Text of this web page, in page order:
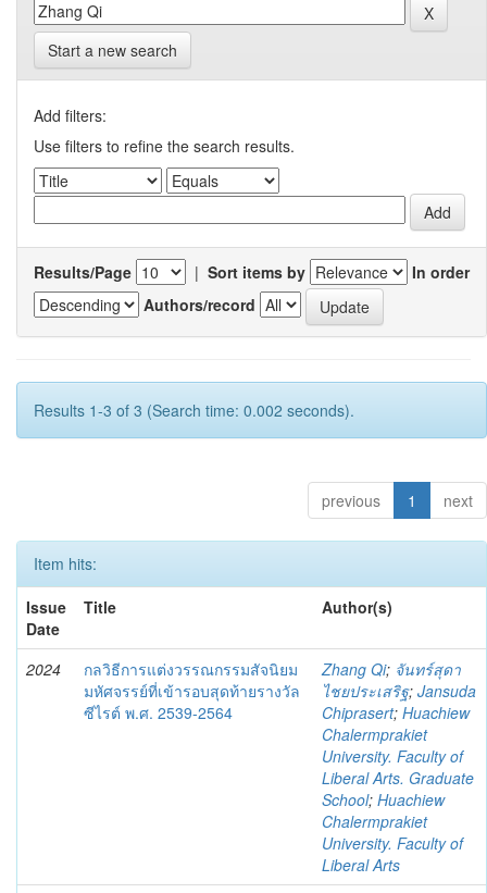
Start a new search
Add filters:
Use filters to refine the search results.
Results/Page | Sort items by
In order
Authors/record
Results 1-3 of 3 (Search time: 0.002 seconds).
previous 1 next
Item hits:
Issue
Date
Title Author(s)
2024
กลวิธีการแต่งวรรณกรรมสัจนิยม
มหัศจรรย์ที่เข้ารอบสุดท้ายรางวัล
ซีไรต์ พ.ศ. 2539-2564
Zhang Qi; จันทร์สุดา
ไชยประเสริฐ; Jansuda
Chiprasert; Huachiew
Chalermprakiet
University. Faculty of
Liberal Arts. Graduate
School; Huachiew
Chalermprakiet
University. Faculty of
Liberal Arts